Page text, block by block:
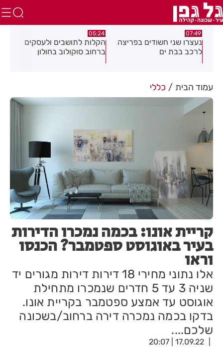
07:49
נעצרו שני חשודים בפריצה
לרכב בבת ים
05:24
הקלות לתושבים ולעסקים
ברחוב סוקולוב בחולון
עמוד הבית כללי
קריית אונו: בכמה נמכרו הדירות
בעיר באוגוסט ספטמבר? הכנסו
וראו
אלו נתוני מחירי 18 דירות דירות מגורים יד
שניה 3 עד 5 חדרים שנמכרו מתחילת
אוגוסט עד אמצע ספטמבר בקריית אונו.
בדקו בכמה נמכרה דירה ברחוב/בשכונה
שלכם....
17.09.22 | 20:07